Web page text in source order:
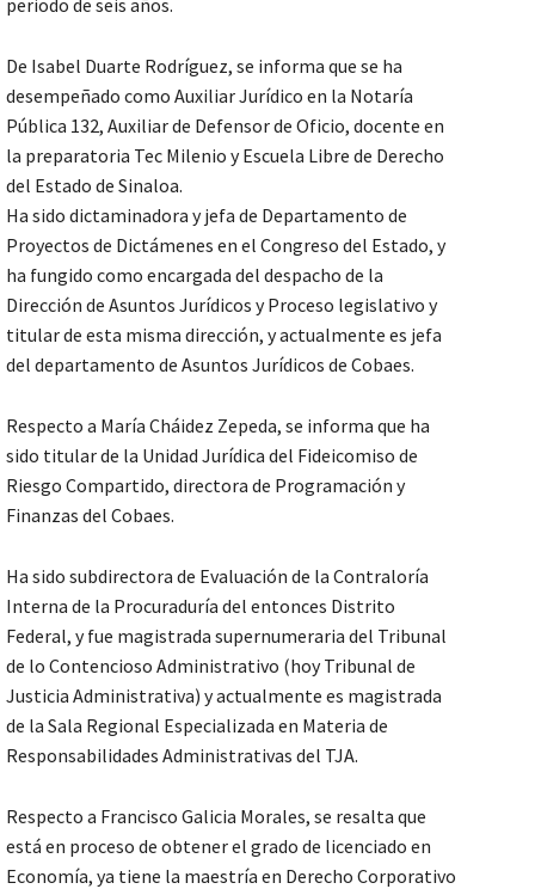
De Isabel Duarte Rodríguez, se informa que se ha
desempeñado como Auxiliar Jurídico en la Notaría
Pública 132, Auxiliar de Defensor de Oficio, docente en
la preparatoria Tec Milenio y Escuela Libre de Derecho
del Estado de Sinaloa.
Ha sido dictaminadora y jefa de Departamento de
Proyectos de Dictámenes en el Congreso del Estado, y
ha fungido como encargada del despacho de la
Dirección de Asuntos Jurídicos y Proceso legislativo y
titular de esta misma dirección, y actualmente es jefa
del departamento de Asuntos Jurídicos de Cobaes.
Respecto a María Cháidez Zepeda, se informa que ha
sido titular de la Unidad Jurídica del Fideicomiso de
Riesgo Compartido, directora de Programación y
Finanzas del Cobaes.
Ha sido subdirectora de Evaluación de la Contraloría
Interna de la Procuraduría del entonces Distrito
Federal, y fue magistrada supernumeraria del Tribunal
de lo Contencioso Administrativo (hoy Tribunal de
Justicia Administrativa) y actualmente es magistrada
de la Sala Regional Especializada en Materia de
Responsabilidades Administrativas del TJA.
Respecto a Francisco Galicia Morales, se resalta que
está en proceso de obtener el grado de licenciado en
Economía, ya tiene la maestría en Derecho Corporativo